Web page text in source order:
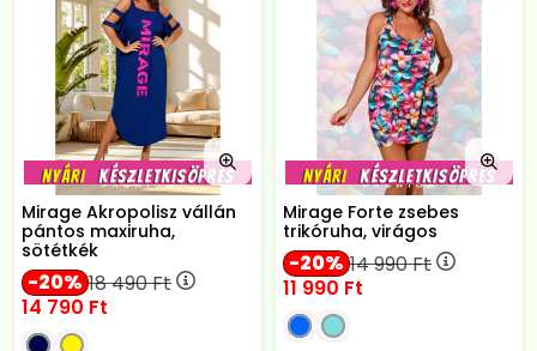
Mirage Akropolisz vállán
pántos maxiruha,
sötétkék
20 18 490Ft
14 790 Ft
Mirage Forte zsebes
trikóruha, virágos
20 14 990Ft
11 990 Ft